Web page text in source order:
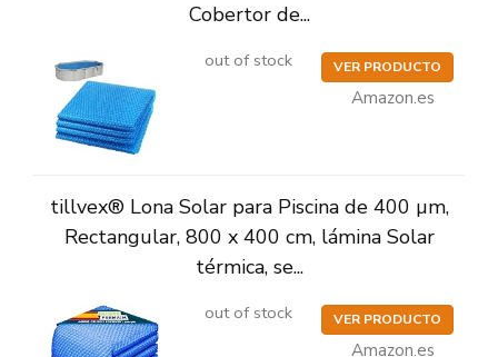
Cobertor de...
out of stock VER PRODUCTO
Amazon.es
tillvex® Lona Solar para Piscina de 400 µm,
Rectangular, 800 x 400 cm, lámina Solar
térmica, se...
out of stock VER PRODUCTO
Amazon.es